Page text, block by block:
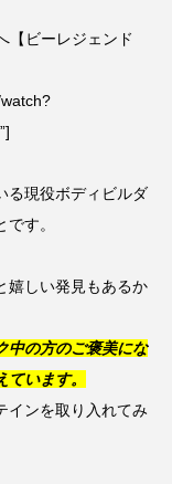
【ビーレジェンド
る現役ボディビルダ
す。
嬉しい発見もあるか
中の方のご褒美にな
います。
インを取り入れてみ